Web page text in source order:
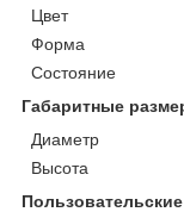
Цвет
Форма
Состояние
Габаритные
Диаметр
Высота